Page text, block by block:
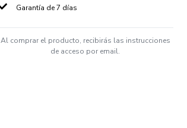
Garantía de 7 días
Al comprar el producto, recibirás las instrucciones
de acceso por email.